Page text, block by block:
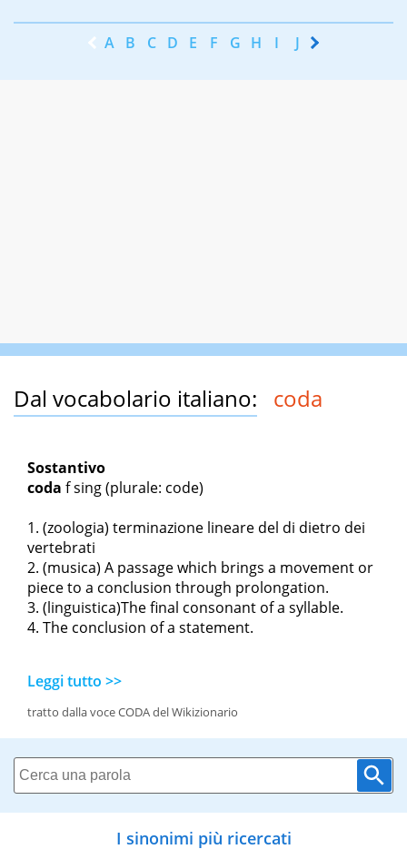
A B C D E F G H I J K
Dal vocabolario italiano: coda
Sostantivo
coda f sing(plurale: code)
(zoologia) terminazione lineare del di dietro dei
vertebrati
(musica) A passage which brings a movement or
piece to a conclusion through prolongation.
(linguistica)The final consonant of a syllable.
The conclusion of a statement.
Leggi tutto >>
tratto dalla voce CODA del Wikizionario
I sinonimi più ricercati